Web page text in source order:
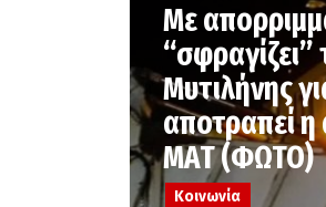
Με
“σφραγίζει”
Μυτιλήνης
αποτραπεί
ΜΑΤ (ΦΩΤΟ)
Κοινωνία